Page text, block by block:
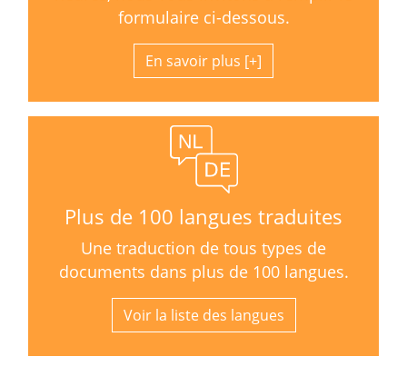
formulaire ci-dessous.
En savoir plus
Plus de 100 langues traduites
Une traduction de tous types de
documents dans plus de 100 langues.
Voir la liste des langues